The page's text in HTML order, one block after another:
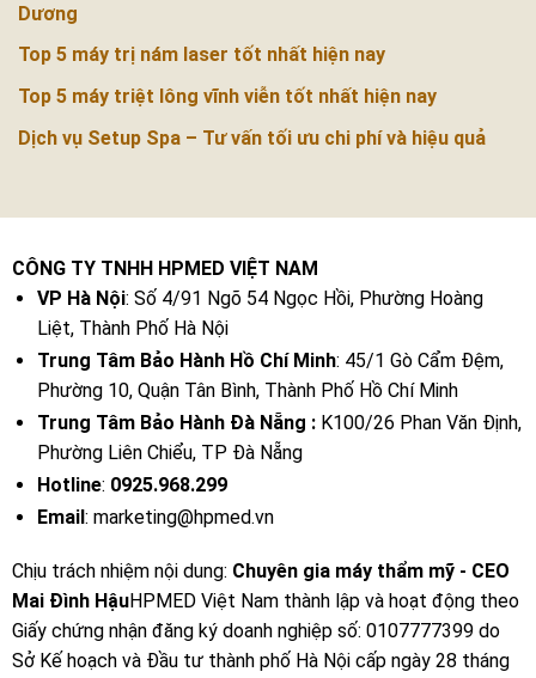
Dương
Top 5 máy trị nám laser tốt nhất hiện nay
Top 5 máy triệt lông vĩnh viễn tốt nhất hiện nay
Dịch vụ Setup Spa – Tư vấn tối ưu chi phí và hiệu quả
CÔNG TY TNHH HPMED VIỆT NAM
VP Hà Nội: Số 4/91 Ngõ 54 Ngọc Hồi, Phường Hoàng
Liệt, Thành Phố Hà Nội
Trung Tâm Bảo Hành Hồ Chí Minh: 45/1 Gò Cẩm Đệm,
Phường 10, Quận Tân Bình, Thành Phố Hồ Chí Minh
Trung Tâm Bảo Hành Đà Nẵng :K100/26 Phan Văn Định,
Phường Liên Chiểu, TP Đà Nẵng
Hotline: 0925.968.299
Email: marketing@hpmed.vn
Chịu trách nhiệm nội dung: Chuyên gia máy thẩm mỹ - CEO
Mai Đình HậuHPMED Việt Nam thành lập và hoạt động theo
Giấy chứng nhận đăng ký doanh nghiệp số: 0107777399 do
Sở Kế hoạch và Đầu tư thành phố Hà Nội cấp ngày 28 tháng